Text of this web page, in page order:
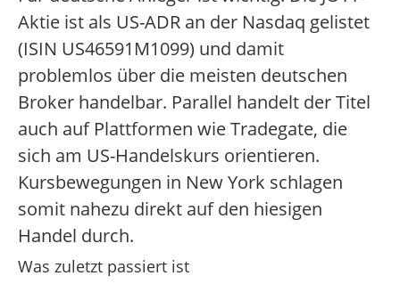
Aktie ist als US-ADR an der Nasdaq gelistet
(ISIN US46591M1099) und damit
problemlos über die meisten deutschen
Broker handelbar. Parallel handelt der Titel
auch auf Plattformen wie Tradegate, die
sich am US-Handelskurs orientieren.
Kursbewegungen in New York schlagen
somit nahezu direkt auf den hiesigen
Handel durch.
Was zuletzt passiert ist